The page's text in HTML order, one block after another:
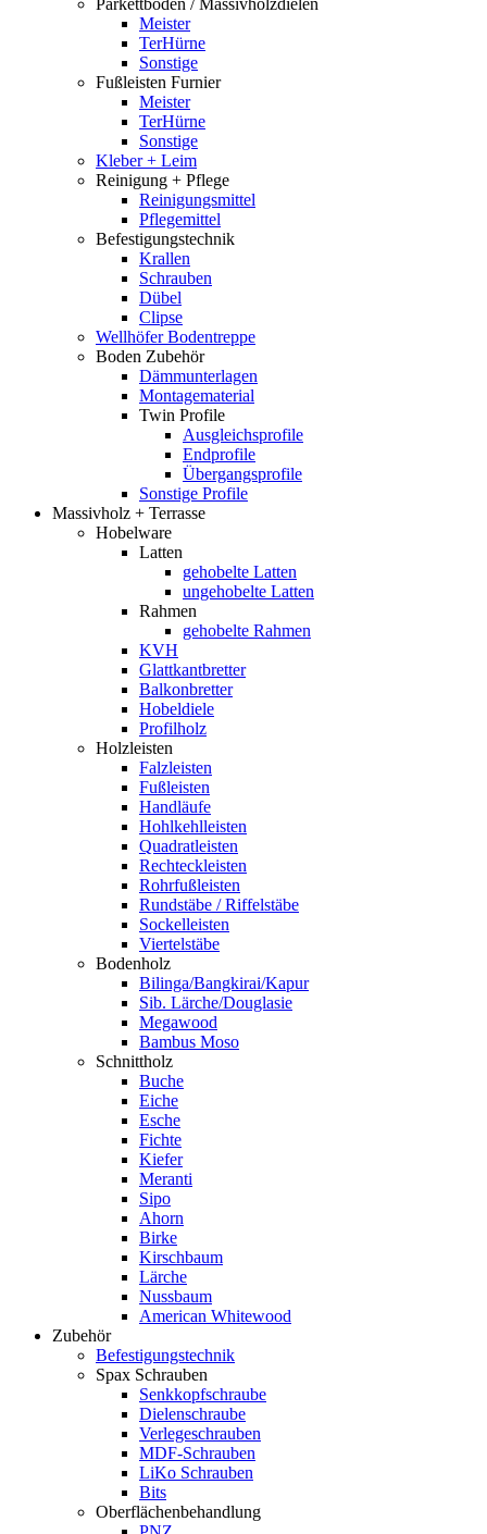
Parkettboden / Massivholzdielen
Meister
TerHürne
Sonstige
Fußleisten Furnier
Meister
TerHürne
Sonstige
Kleber + Leim
Reinigung + Pflege
Reinigungsmittel
Pflegemittel
Befestigungstechnik
Krallen
Schrauben
Dübel
Clipse
Wellhöfer Bodentreppe
Boden Zubehör
Dämmunterlagen
Montagematerial
Twin Profile
Ausgleichsprofile
Endprofile
Übergangsprofile
Sonstige Profile
Massivholz + Terrasse
Hobelware
Latten
gehobelte Latten
ungehobelte Latten
Rahmen
gehobelte Rahmen
KVH
Glattkantbretter
Balkonbretter
Hobeldiele
Profilholz
Holzleisten
Falzleisten
Fußleisten
Handläufe
Hohlkehlleisten
Quadratleisten
Rechteckleisten
Rohrfußleisten
Rundstäbe / Riffelstäbe
Sockelleisten
Viertelstäbe
Bodenholz
Bilinga/Bangkirai/Kapur
Sib. Lärche/Douglasie
Megawood
Bambus Moso
Schnittholz
Buche
Eiche
Esche
Fichte
Kiefer
Meranti
Sipo
Ahorn
Birke
Kirschbaum
Lärche
Nussbaum
American Whitewood
Zubehör
Befestigungstechnik
Spax Schrauben
Senkkopfschraube
Dielenschraube
Verlegeschrauben
MDF-Schrauben
LiKo Schrauben
Bits
Oberflächenbehandlung